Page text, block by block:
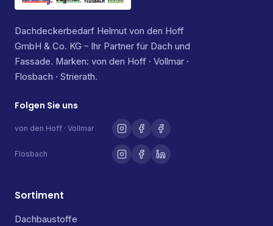
Dachdeckerbedarf Helmut von den Hoff
GmbH & Co. KG – Ihr Partner für Dach und
Fassade. Marken: von den Hoff · Vollmar ·
Flosbach · Strierath.
Folgen Sie uns
von den Hoff · Vollmar
Flosbach
Sortiment
Dachbaustoffe